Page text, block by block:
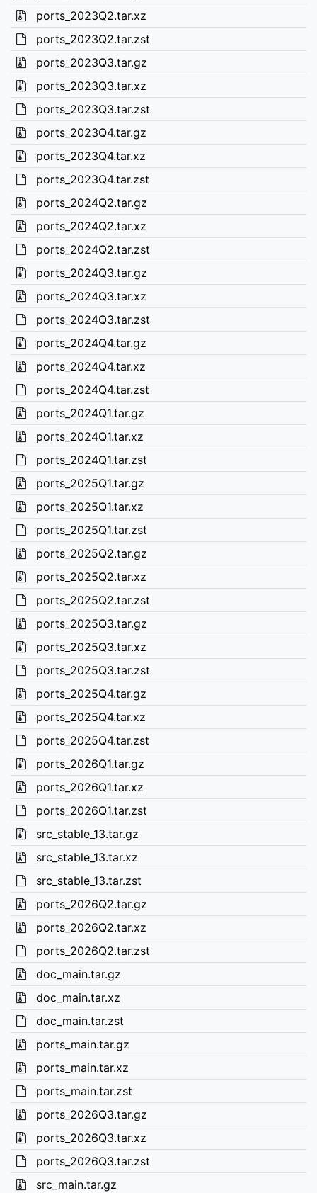
ports_2023Q2.tar.xz
ports_2023Q2.tar.zst
ports_2023Q3.tar.gz
ports_2023Q3.tar.xz
ports_2023Q3.tar.zst
ports_2023Q4.tar.gz
ports_2023Q4.tar.xz
ports_2023Q4.tar.zst
ports_2024Q2.tar.gz
ports_2024Q2.tar.xz
ports_2024Q2.tar.zst
ports_2024Q3.tar.gz
ports_2024Q3.tar.xz
ports_2024Q3.tar.zst
ports_2024Q4.tar.gz
ports_2024Q4.tar.xz
ports_2024Q4.tar.zst
ports_2024Q1.tar.gz
ports_2024Q1.tar.xz
ports_2024Q1.tar.zst
ports_2025Q1.tar.gz
ports_2025Q1.tar.xz
ports_2025Q1.tar.zst
ports_2025Q2.tar.gz
ports_2025Q2.tar.xz
ports_2025Q2.tar.zst
ports_2025Q3.tar.gz
ports_2025Q3.tar.xz
ports_2025Q3.tar.zst
ports_2025Q4.tar.gz
ports_2025Q4.tar.xz
ports_2025Q4.tar.zst
ports_2026Q1.tar.gz
ports_2026Q1.tar.xz
ports_2026Q1.tar.zst
src_stable_13.tar.gz
src_stable_13.tar.xz
src_stable_13.tar.zst
ports_2026Q2.tar.gz
ports_2026Q2.tar.xz
ports_2026Q2.tar.zst
doc_main.tar.gz
doc_main.tar.xz
doc_main.tar.zst
ports_main.tar.gz
ports_main.tar.xz
ports_main.tar.zst
ports_2026Q3.tar.gz
ports_2026Q3.tar.xz
ports_2026Q3.tar.zst
src_main.tar.gz